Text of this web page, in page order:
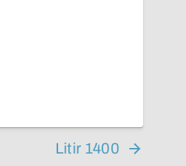
Litir 1400